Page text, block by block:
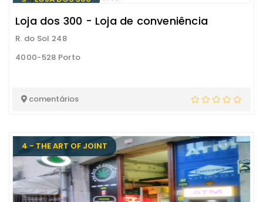
Loja dos 300 - Loja de conveniência
R. do Sol 248
4000-528 Porto
comentários
4 - THE ART OF JOINT